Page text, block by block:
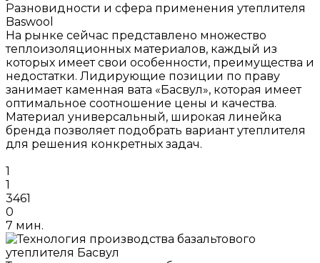
Разновидности и сфера применения утеплителя
Baswool
На рынке сейчас представлено множество
теплоизоляционных материалов, каждый из
которых имеет свои особенности, преимущества и
недостатки. Лидирующие позиции по праву
занимает каменная вата «Басвул», которая имеет
оптимальное соотношение цены и качества.
Материал универсальный, широкая линейка
бренда позволяет подобрать вариант утеплителя
для решения конкретных задач.
1
1
3461
0
7 мин.